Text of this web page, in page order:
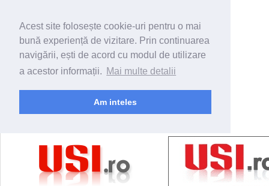
Acest site folosește cookie-uri pentru o mai
bună experiență de vizitare. Prin continuarea
navigării, ești de acord cu modul de utilizare
a acestor informații. Mai multe detalii
Am inteles